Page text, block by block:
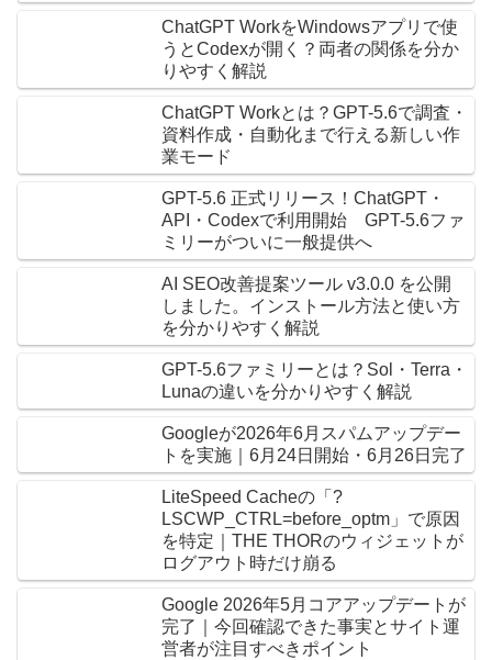
ChatGPT WorkをWindowsアプリで使
うとCodexが開く？両者の関係を分か
りやすく解説
ChatGPT Workとは？GPT-5.6で調査・
資料作成・自動化まで行える新しい作
業モード
GPT-5.6 正式リリース！ChatGPT・
API・Codexで利用開始 GPT-5.6ファ
ミリーがついに一般提供へ
AI SEO改善提案ツール v3.0.0 を公開
しました。インストール方法と使い方
を分かりやすく解説
GPT-5.6ファミリーとは？Sol・Terra・
Lunaの違いを分かりやすく解説
Googleが2026年6月スパムアップデー
トを実施｜6月24日開始・6月26日完了
LiteSpeed Cacheの「?
LSCWP_CTRL=before_optm」で原因
を特定｜THE THORのウィジェットが
ログアウト時だけ崩る
Google 2026年5月コアアップデートが
完了｜今回確認できた事実とサイト運
営者が注目すべきポイント